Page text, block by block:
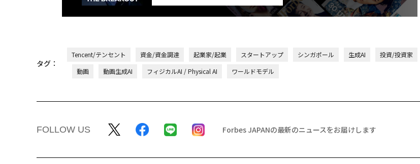
タグ：
Tencent/テンセント 資金/資金調達 起業家/起業 スタートアップ シンガポール 生成AI
投資/投資家
動画
動画生成AI フィジカルAI / Physical AI ワールドモデル
FOLLOW US Forbes JAPANの最新のニュースをお届けします